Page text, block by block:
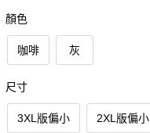
顏色
咖啡 灰
尺寸
3XL版偏小 2XL版偏小